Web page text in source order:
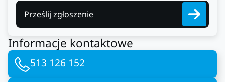
Prześlij zgłoszenie
Informacje kontaktowe
513 126 152